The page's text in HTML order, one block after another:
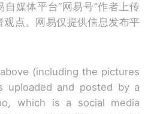
媒体平台“网易号”作者上传
观点。网易仅提供信息发布平
(including the pictures
uploaded and posted by a
which is a social media